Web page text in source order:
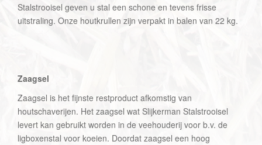
Stalstrooisel geven u stal een schone en tevens frisse
uitstraling. Onze houtkrullen zijn verpakt in balen van 22 kg.
Zaagsel
Zaagsel is het fijnste restproduct afkomstig van
houtschaverijen. Het zaagsel wat Slijkerman Stalstrooisel
levert kan gebruikt worden in de veehouderij voor b.v. de
ligboxenstal voor koeien. Doordat zaagsel een hoog